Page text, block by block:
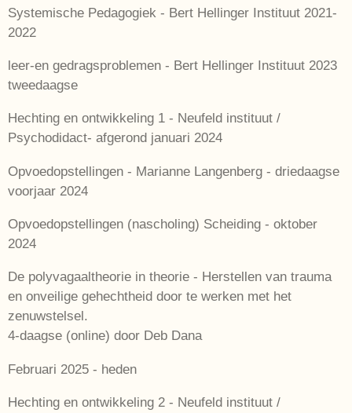
Systemische Pedagogiek - Bert Hellinger Instituut 2021-
2022
leer-en gedragsproblemen - Bert Hellinger Instituut 2023
tweedaagse
Hechting en ontwikkeling 1 - Neufeld instituut /
Psychodidact- afgerond januari 2024
Opvoedopstellingen - Marianne Langenberg - driedaagse
voorjaar 2024
Opvoedopstellingen (nascholing) Scheiding - oktober
2024
De polyvagaaltheorie in theorie - Herstellen van trauma
en onveilige gehechtheid door te werken met het
zenuwstelsel.
4-daagse (online) door Deb Dana
Februari 2025 - heden
Hechting en ontwikkeling 2 - Neufeld instituut /